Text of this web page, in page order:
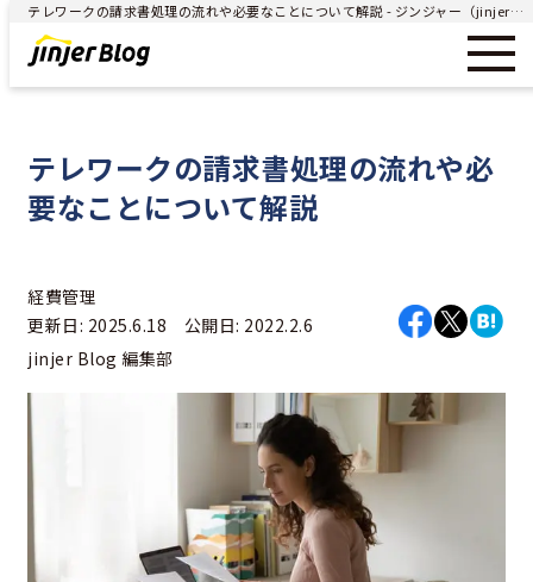
テレワークの請求書処理の流れや必要なことについて解説 - ジンジャー（jinjer）｜統合型人事システム
テレワークの請求書処理の流れや必
要なことについて解説
経費管理
更新日: 2025.6.18 公開日: 2022.2.6
jinjer Blog 編集部